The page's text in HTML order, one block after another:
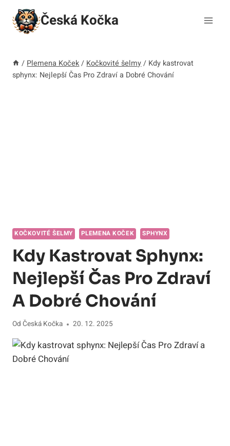
Přeskočit
obsah
Česká Kočka
/ Plemena Koček / Kočkovité šelmy / Kdy kastrovat
sphynx: Nejlepší Čas Pro Zdraví a Dobré Chování
KOČKOVITÉ ŠELMY PLEMENA KOČEK SPHYNX
Kdy Kastrovat Sphynx:
Nejlepší Čas Pro Zdraví
A Dobré Chování
Od Česká Kočka 20. 12. 2025